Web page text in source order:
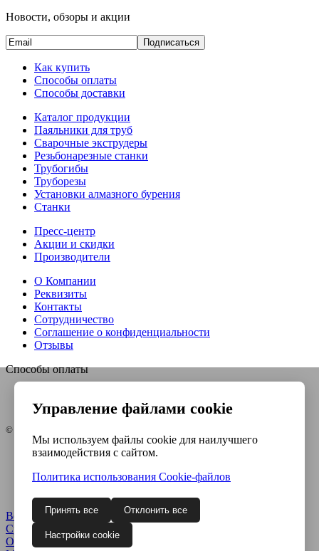
Управление файлами cookie
Мы используем файлы cookie для наилучшего
взаимодействия с сайтом.
Политика использования Сookie-файлов
Принять все Отклонить все
Настройки cookie
Новости, обзоры и акции
Подписаться
Как купить
Способы оплаты
Способы доставки
Каталог продукции
Паяльники для труб
Сварочные экструдеры
Резьбонарезные станки
Трубогибы
Труборезы
Установки алмазного бурения
Станки
Пресс-центр
Акции и скидки
Производители
О Компании
Реквизиты
Контакты
Сотрудничество
Соглашение о конфиденциальности
Отзывы
Способы оплаты
© Интернет-магазин Евро-инструмент, 2026
Контакты
Политика конфиденциальности
Войти
Регистрация
Сравнение
Отложенные0